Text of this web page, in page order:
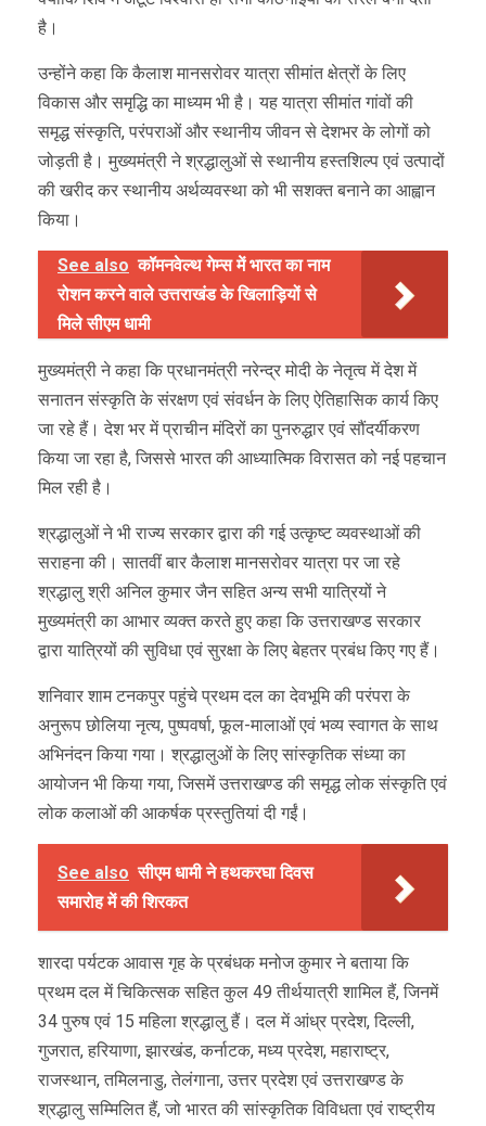
है।
उन्होंने कहा कि कैलाश मानसरोवर यात्रा सीमांत क्षेत्रों के लिए
विकास और समृद्धि का माध्यम भी है। यह यात्रा सीमांत गांवों की
समृद्ध संस्कृति, परंपराओं और स्थानीय जीवन से देशभर के लोगों को
जोड़ती है। मुख्यमंत्री ने श्रद्धालुओं से स्थानीय हस्तशिल्प एवं उत्पादों
की खरीद कर स्थानीय अर्थव्यवस्था को भी सशक्त बनाने का आह्वान
किया।
See also कॉमनवेल्थ गेम्स में भारत का नाम
रोशन करने वाले उत्तराखंड के खिलाड़ियों से
मिले सीएम धामी
मुख्यमंत्री ने कहा कि प्रधानमंत्री नरेन्द्र मोदी के नेतृत्व में देश में
सनातन संस्कृति के संरक्षण एवं संवर्धन के लिए ऐतिहासिक कार्य किए
जा रहे हैं। देश भर में प्राचीन मंदिरों का पुनरुद्धार एवं सौंदर्यीकरण
किया जा रहा है, जिससे भारत की आध्यात्मिक विरासत को नई पहचान
मिल रही है।
श्रद्धालुओं ने भी राज्य सरकार द्वारा की गई उत्कृष्ट व्यवस्थाओं की
सराहना की। सातवीं बार कैलाश मानसरोवर यात्रा पर जा रहे
श्रद्धालु श्री अनिल कुमार जैन सहित अन्य सभी यात्रियों ने
मुख्यमंत्री का आभार व्यक्त करते हुए कहा कि उत्तराखण्ड सरकार
द्वारा यात्रियों की सुविधा एवं सुरक्षा के लिए बेहतर प्रबंध किए गए हैं।
शनिवार शाम टनकपुर पहुंचे प्रथम दल का देवभूमि की परंपरा के
अनुरूप छोलिया नृत्य, पुष्पवर्षा, फूल-मालाओं एवं भव्य स्वागत के साथ
अभिनंदन किया गया। श्रद्धालुओं के लिए सांस्कृतिक संध्या का
आयोजन भी किया गया, जिसमें उत्तराखण्ड की समृद्ध लोक संस्कृति एवं
लोक कलाओं की आकर्षक प्रस्तुतियां दी गईं।
See also सीएम धामी ने हथकरघा दिवस
समारोह में की शिरकत
शारदा पर्यटक आवास गृह के प्रबंधक मनोज कुमार ने बताया कि
प्रथम दल में चिकित्सक सहित कुल 49 तीर्थयात्री शामिल हैं, जिनमें
34 पुरुष एवं 15 महिला श्रद्धालु हैं। दल में आंध्र प्रदेश, दिल्ली,
गुजरात, हरियाणा, झारखंड, कर्नाटक, मध्य प्रदेश, महाराष्ट्र,
राजस्थान, तमिलनाडु, तेलंगाना, उत्तर प्रदेश एवं उत्तराखण्ड के
श्रद्धालु सम्मिलित हैं, जो भारत की सांस्कृतिक विविधता एवं राष्ट्रीय